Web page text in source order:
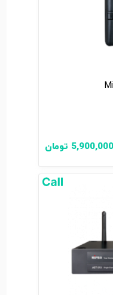
5,900,000 تومان